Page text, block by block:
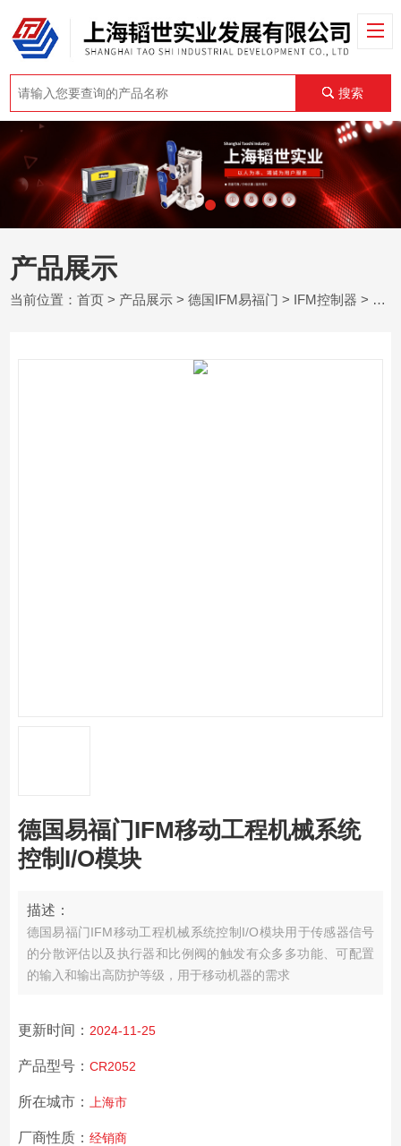
搜索
产品展示
当前位置：首页 > 产品展示 >德国IFM易福门 > IFM控制器 > CR2052德国易福门IFM移动工程机械系统控制I/O模块
德国易福门IFM移动工程机械系统
控制I/O模块
描述：
德国易福门IFM移动工程机械系统控制I/O模块用于传感器信号
的分散评估以及执行器和比例阀的触发有众多多功能、可配置
的输入和输出高防护等级，用于移动机器的需求
更新时间： 2024-11-25
产品型号： CR2052
所在城市： 上海市
厂商性质： 经销商